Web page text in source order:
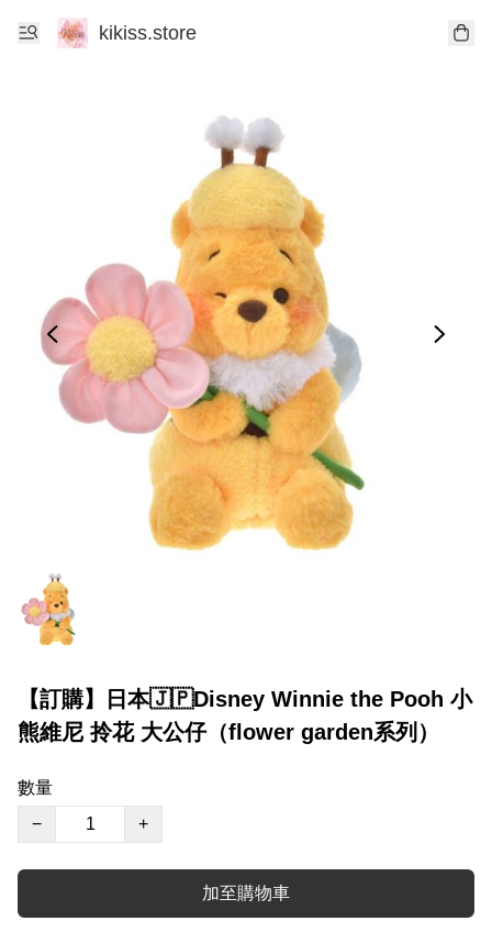
kikiss.store
【訂購】日本🇯🇵Disney Winnie the Pooh 小
熊維尼 拎花 大公仔（flower garden系列）
數量
−
+
加至購物車